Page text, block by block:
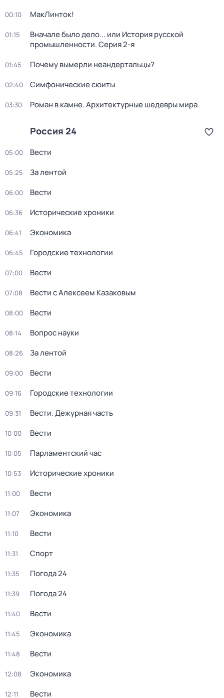
00:10 МакЛинток!
01:15
Вначале было дело... или История русской
промышленности. Серия 2-я
01:45 Почему вымерли неандертальцы?
02:40 Симфонические сюиты
03:30 Роман в камне. Архитектурные шедевры мира
Россия 24
05:00 Вести
05:25 За лентой
06:00 Вести
06:36 Исторические хроники
06:41 Экономика
06:45 Городские технологии
07:00 Вести
07:08 Вести с Алексеем Казаковым
08:00 Вести
08:14 Вопрос науки
08:26 За лентой
09:00 Вести
09:16 Городские технологии
09:31 Вести. Дежурная часть
10:00 Вести
10:05 Парламентский час
10:53 Исторические хроники
11:00 Вести
11:07 Экономика
11:10 Вести
11:31 Спорт
11:35 Погода 24
11:39 Погода 24
11:40 Вести
11:45 Экономика
11:48 Вести
12:08 Экономика
12:11 Вести